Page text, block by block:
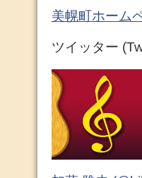
美幌町ホーム
ツイッター